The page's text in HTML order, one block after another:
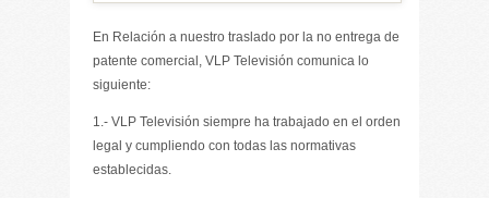
En Relación a nuestro traslado por la no entrega de
patente comercial, VLP Televisión comunica lo
siguiente:
1.- VLP Televisión siempre ha trabajado en el orden
legal y cumpliendo con todas las normativas
establecidas.